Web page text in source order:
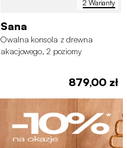
2 Warianty
Sana
Owalna konsola z drewna
akacjowego, 2 poziomy
879,00 zł